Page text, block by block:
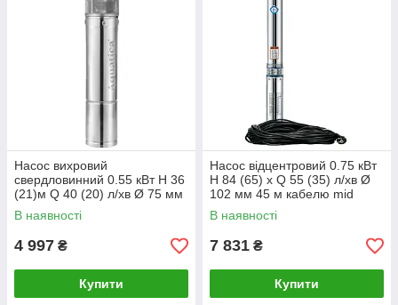
Насос вихровий
свердловинний 0.55 кВт H 36
(21)м Q 40 (20) л/хв Ø 75 мм
AQUATICA (DONGYIN)
35Km75 (777301)
В наявності
4 997 ₴
Купити
Насос відцентровий 0.75 кВт
H 84 (65) х Q 55 (35) л/хв Ø
102 мм 45 м кабелю mid
AQUATICA (778443)
В наявності
7 831 ₴
Купити